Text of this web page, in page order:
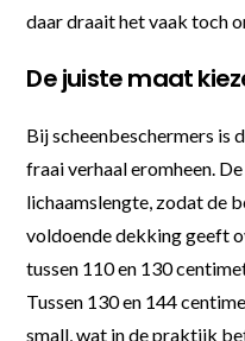
daar draait het vaak toch
De juiste maat
Bij scheenbeschermers is
fraai verhaal eromheen.
lichaamslengte, zodat de
voldoende dekking geeft
tussen 110 en 130
Tussen 130 en 144
small, wat in de praktijk